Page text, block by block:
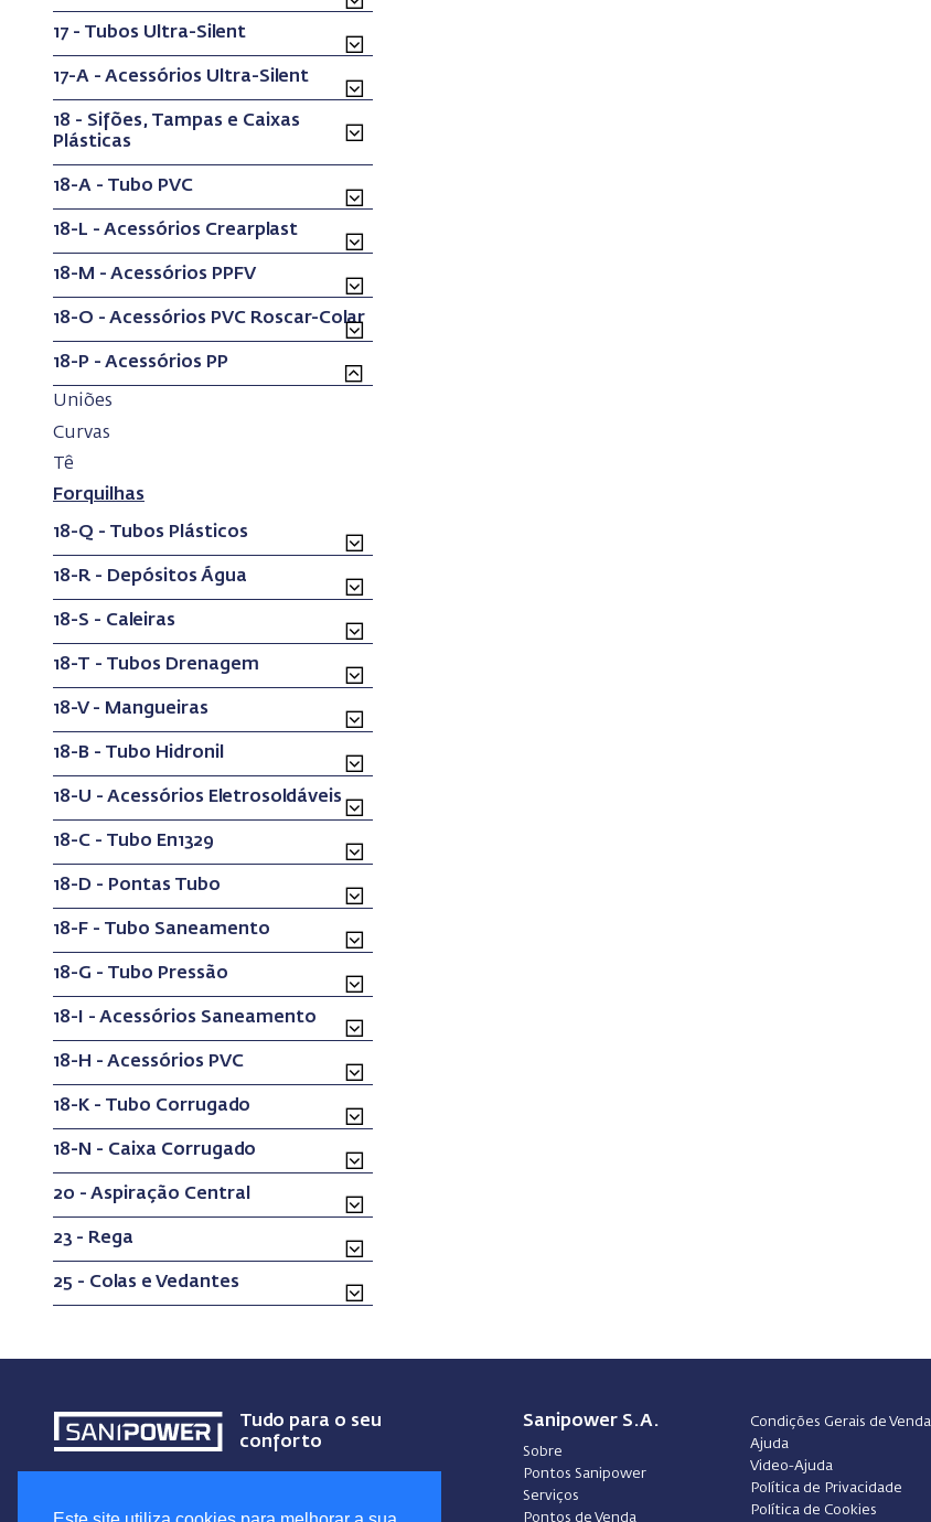
17 - Tubos Ultra-Silent
17-A - Acessórios Ultra-Silent
18 - Sifões, Tampas e Caixas
Plásticas
18-A - Tubo PVC
18-L - Acessórios Crearplast
18-M - Acessórios PPFV
18-O - Acessórios PVC Roscar-Colar
18-P - Acessórios PP
Uniões
Curvas
Tê
Forquilhas
18-Q - Tubos Plásticos
18-R - Depósitos Água
18-S - Caleiras
18-T - Tubos Drenagem
18-V - Mangueiras
18-B - Tubo Hidronil
18-U - Acessórios Eletrosoldáveis
18-C - Tubo En1329
18-D - Pontas Tubo
18-F - Tubo Saneamento
18-G - Tubo Pressão
18-I - Acessórios Saneamento
18-H - Acessórios PVC
18-K - Tubo Corrugado
18-N - Caixa Corrugado
20 - Aspiração Central
23 - Rega
25 - Colas e Vedantes
Tudo para o seu
conforto
Sanipower S.A.
Sobre
Pontos Sanipower
Serviços
Pontos de Venda
Condições Gerais de Venda
Ajuda
Video-Ajuda
Política de Privacidade
Política de Cookies